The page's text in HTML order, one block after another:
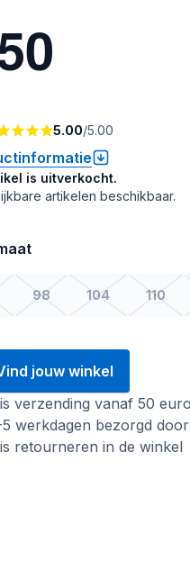
0
5.00/5.00
is uitverkocht.
artikelen beschikbaar.
98 104 110
jouw winkel
verzending vanaf 50 euro
werkdagen bezorgd
retourneren in de winkel